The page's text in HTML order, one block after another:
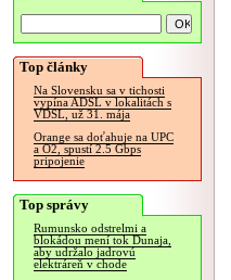
Top články
Na Slovensku sa v tichosti
vypína ADSL v lokalitách s
VDSL, už 31. mája
Orange sa doťahuje na UPC
a O2, spustí 2.5 Gbps
pripojenie
Top správy
Rumunsko odstrelmi a
blokádou mení tok Dunaja,
aby udržalo jadrovú
elektráreň v chode